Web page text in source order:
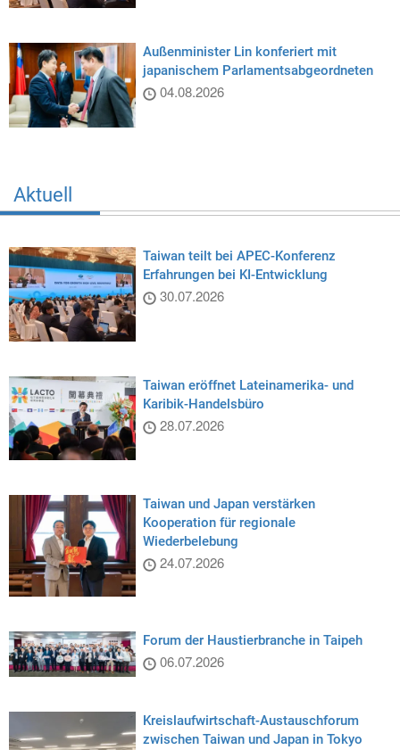
Außenminister Lin konferiert mit
japanischem Parlamentsabgeordneten
04.08.2026
Aktuell
Taiwan teilt bei APEC-Konferenz
Erfahrungen bei KI-Entwicklung
30.07.2026
Taiwan eröffnet Lateinamerika- und
Karibik-Handelsbüro
28.07.2026
Taiwan und Japan verstärken
Kooperation für regionale
Wiederbelebung
24.07.2026
Forum der Haustierbranche in Taipeh
06.07.2026
Kreislaufwirtschaft-Austauschforum
zwischen Taiwan und Japan in Tokyo